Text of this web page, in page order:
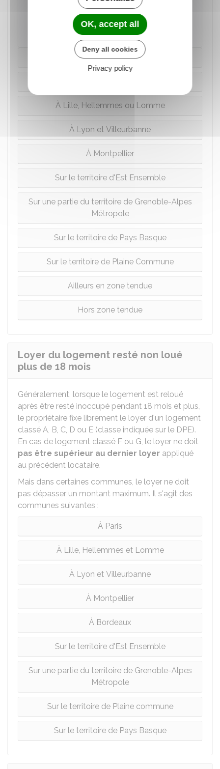
Direction de l'information légale et administrative
(Dila) - Premier ministre
À Paris
À Lille, Hellemmes ou Lomme
À Lyon et Villeurbanne
À Montpellier
Sur le territoire d'Est Ensemble
Sur une partie du territoire de Grenoble-Alpes
Métropole
Sur le territoire de Pays Basque
Sur le territoire de Plaine Commune
Ailleurs en zone tendue
Hors zone tendue
Loyer du logement resté non loué
plus de 18 mois
Généralement, lorsque le logement est reloué
après être resté inoccupé pendant 18 mois et plus,
le propriétaire fixe librement le loyer d'un logement
classé A, B, C, D ou E (classe indiquée sur le DPE).
En cas de logement classé F ou G, le loyer ne doit
pas être supérieur au dernier loyer appliqué
au précédent locataire.
Mais dans certaines communes, le loyer ne doit
pas dépasser un montant maximum. Il s'agit des
communes suivantes :
À Paris
À Lille, Hellemmes et Lomme
À Lyon et Villeurbanne
À Montpellier
À Bordeaux
Sur le territoire d'Est Ensemble
Sur une partie du territoire de Grenoble-Alpes
Métropole
Sur le territoire de Plaine commune
Sur le territoire de Pays Basque
OK, accept all
Deny all cookies
Privacy policy